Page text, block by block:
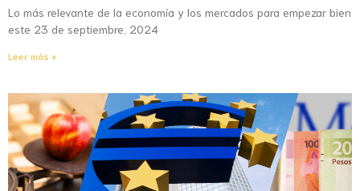
Lo más relevante de la economía y los mercados para empezar bien
este 23 de septiembre, 2024
Leer más »